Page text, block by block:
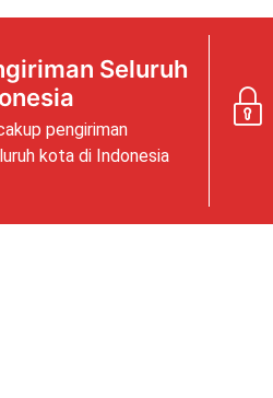
Seluruh
pengiriman
kota di Indonesia